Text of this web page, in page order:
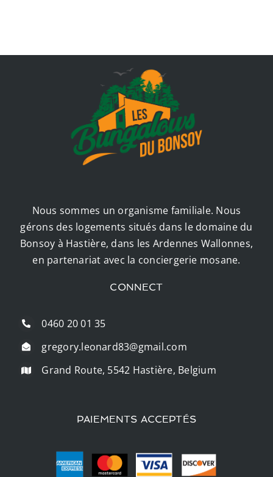
Nous sommes un organisme familiale. Nous
gérons des logements situés dans le domaine du
Bonsoy à Hastière, dans les Ardennes Wallonnes,
en partenariat avec la conciergerie mosane.
CONNECT
0460 20 01 35
gregory.leonard83@gmail.com
Grand Route, 5542 Hastière, Belgium
PAIEMENTS ACCEPTÉS